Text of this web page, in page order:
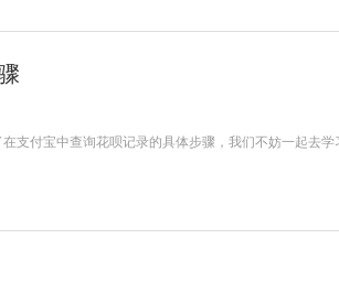
付宝中查询花呗记录的具体步骤，我们不妨一起去学